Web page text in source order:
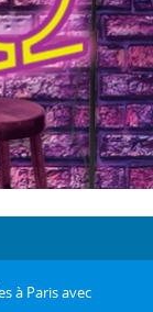
à Paris avec